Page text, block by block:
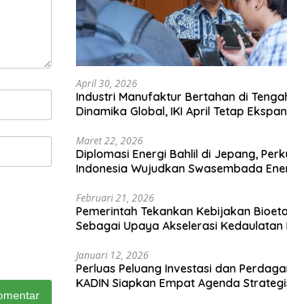
April 30, 2026
Industri Manufaktur Bertahan di
Dinamika Global, IKI April Tetap
Maret 22, 2026
Diplomasi Energi Bahlil di Jepang,
Indonesia Wujudkan Swasembada
Februari 21, 2026
Pemerintah Tekankan Kebijakan
Sebagai Upaya Akselerasi Kedaulatan
Januari 12, 2026
Perluas Peluang Investasi dan
KADIN Siapkan Empat Agenda